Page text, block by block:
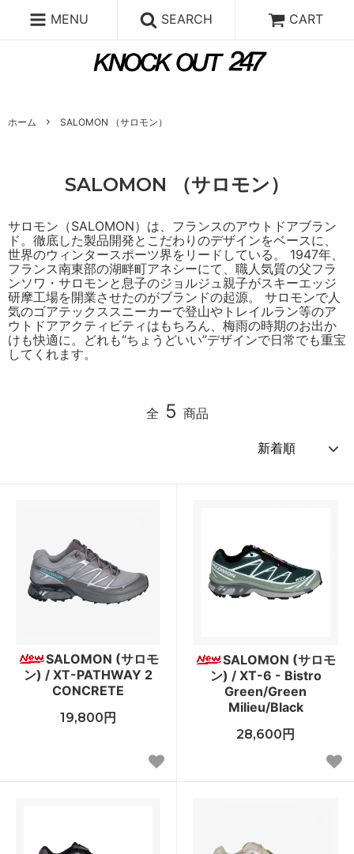
MENU SEARCH CART
ホーム SALOMON （サロモン）
SALOMON （サロモン）
サロモン（SALOMON）は、フランスのアウトドアブラン
ド。徹底した製品開発とこだわりのデザインをベースに、
世界のウィンタースポーツ界をリードしている。 1947年、
フランス南東部の湖畔町アネシーにて、職人気質の父フラ
ンソワ・サロモンと息子のジョルジュ親子がスキーエッジ
研摩工場を開業させたのがブランドの起源。 サロモンで人
気のゴアテックススニーカーで登山やトレイルラン等のア
ウトドアアクティビティはもちろん、梅雨の時期のお出か
けも快適に。どれも“ちょうどいい”デザインで日常でも重宝
してくれます。
全 5 商品
SALOMON (サロモ
ン) / XT-PATHWAY 2
CONCRETE
19,800円
SALOMON (サロモ
ン) / XT-6 - Bistro
Green/Green
Milieu/Black
28,600円